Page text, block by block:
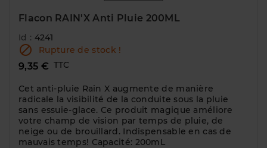
Flacon RAIN'X Anti Pluie 200ML
Id : 4241
 Rupture de stock !
9,35 € TTC
Cet anti-pluie Rain X augmente de manière
radicale la visibilité de la conduite sous la pluie
sans essuie-glace. Ce produit magique améliore
votre champ de vision par temps de pluie, de
neige ou de brouillard. Indispensable en cas de
mauvais temps! Capacité: 200mL